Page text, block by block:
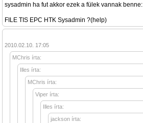
sysadmin ha fut akkor ezek a fülek vannak benne:
FILE TIS EPC HTK Sysadmin ?(help)
2010.02.10. 17:05
MChris írta:
Illes írta:
MChris írta:
Viper írta:
Illes írta:
jackson írta: